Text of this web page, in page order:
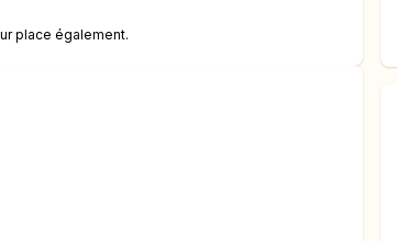
place également.